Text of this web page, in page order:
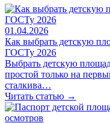
01.04.2026
Как выбрать детскую
ГОСТу 2026
Выбрать детскую
простой только на
сталкива…
Читать статью →